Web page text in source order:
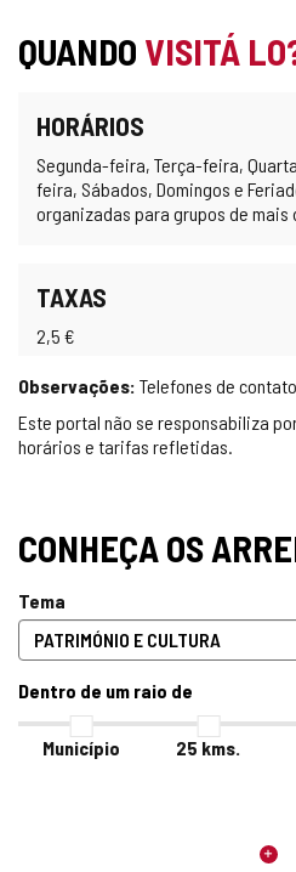
QUANDO VISITÁ
HORÁRIOS
Segunda-feira, Terça-feira,
feira, Sábados, Domingos e
organizadas para grupos de mais
TAXAS
2,5 €
Observações: Telefones de
Este portal não se responsabiliza
horários e tarifas refletidas.
CONHEÇA OS
Tema
Dentro de um raio de
Município 25 kms.